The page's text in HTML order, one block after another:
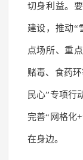
切身利益。
建设，推动“
点场所、重
赌毒、食药
民心”专项行
完善“网格化
在身边。